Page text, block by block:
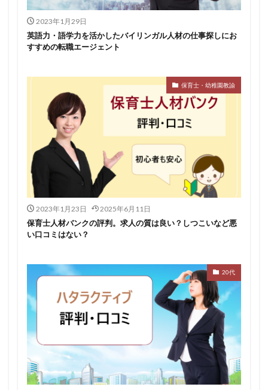
2023年1月29日
英語力・語学力を活かしたバイリンガル人材の仕事探しにお
すすめの転職エージェント
保育士・幼稚園教諭
2023年1月23日 2025年6月11日
保育士人材バンクの評判。求人の質は良い？しつこいなど悪
い口コミはない？
20代